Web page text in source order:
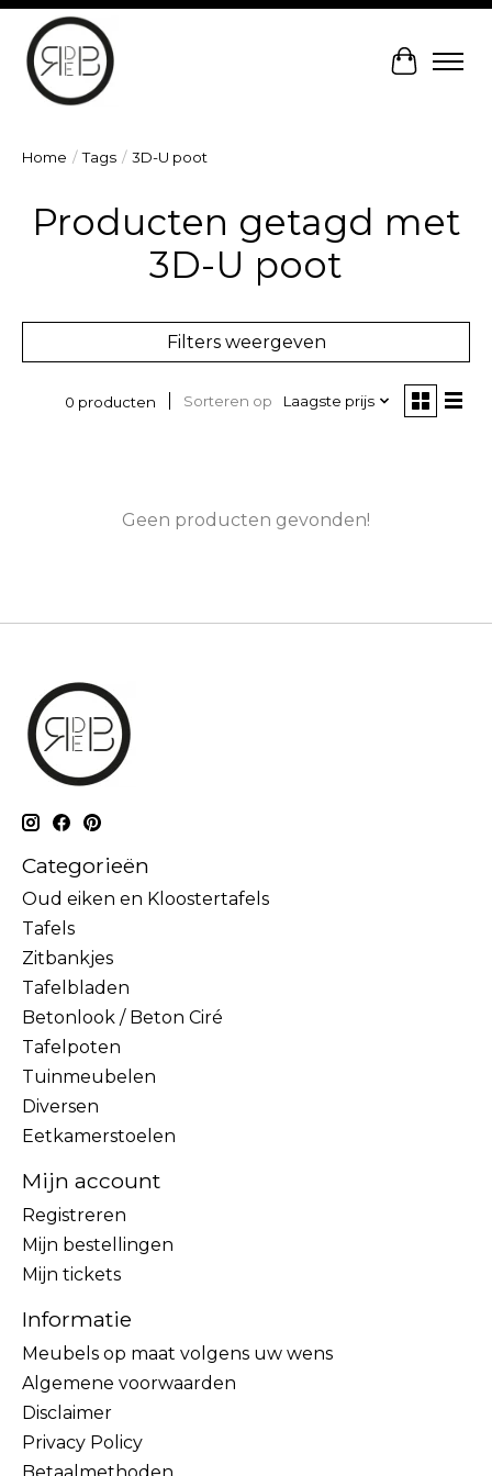
Home / Tags / 3D-U poot
Producten getagd met
3D-U poot
Filters weergeven
0 producten Sorteren op Laagste prijs
Geen producten gevonden!
Categorieën
Oud eiken en Kloostertafels
Tafels
Zitbankjes
Tafelbladen
Betonlook / Beton Ciré
Tafelpoten
Tuinmeubelen
Diversen
Eetkamerstoelen
Mijn account
Registreren
Mijn bestellingen
Mijn tickets
Informatie
Meubels op maat volgens uw wens
Algemene voorwaarden
Disclaimer
Privacy Policy
Betaalmethoden